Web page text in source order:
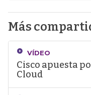
Más
VÍDEO
Cisco apuesta
Cloud